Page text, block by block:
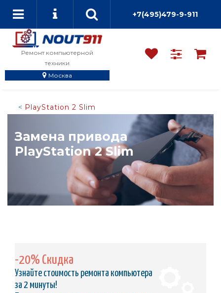
+7(495)479-9-911
Ремонт компьютерной
техники
Москва
PlayStation 2 Slim
Замена привода
PlayStation 2 Slim
-20% Скидка
Узнайте стоимость ремонта компьютера
за 2 минуты!